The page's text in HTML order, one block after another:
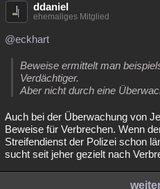
ddaniel
ehemaliges Mitglied
@eckhart
Beweise ermittelt man
Verdächtiger.
Aber nicht durch eine
Auch bei der Überwachung von
Beweise für Verbrechen. Wenn
Streifendienst der Polizei schon
sucht seit jeher gezielt nach